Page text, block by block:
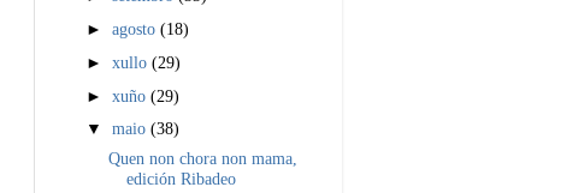
►agosto(18)
►xullo(29)
►xuño(29)
▼maio(38)
Quen non chora non mama,
edición Ribadeo